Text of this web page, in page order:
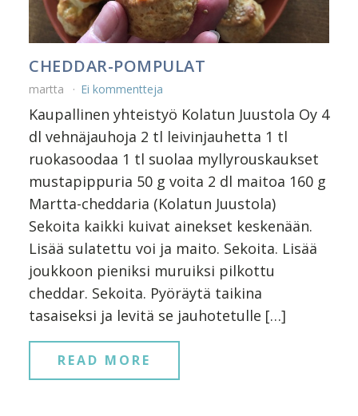
CHEDDAR-POMPULAT
martta Ei kommentteja
Kaupallinen yhteistyö Kolatun Juustola Oy 4
dl vehnäjauhoja 2 tl leivinjauhetta 1 tl
ruokasoodaa 1 tl suolaa myllyrouskaukset
mustapippuria 50 g voita 2 dl maitoa 160 g
Martta-cheddaria (Kolatun Juustola)
Sekoita kaikki kuivat ainekset keskenään.
Lisää sulatettu voi ja maito. Sekoita. Lisää
joukkoon pieniksi muruiksi pilkottu
cheddar. Sekoita. Pyöräytä taikina
tasaiseksi ja levitä se jauhotetulle […]
READ MORE